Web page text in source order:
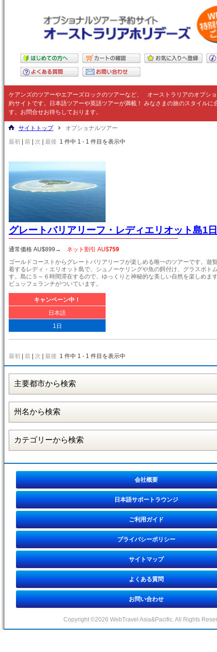
ケアンズのツアーやエアーズロックのツアーなど、 オーストラリアのオプシ
約サイトです。日本語ツアーや英語ツアーが満載！ みなさまの旅のスタイルに
す。お問合せお待ちしております。
サイトトップ
オプショナルツアー
最初
前 次 最後 1 件中 1 - 1 件目を表示中
グレートバリアリーフ・レディエリオット島1
通常価格 AU$899 → ネット割引 AU$759
ゴールドコーストからグレートバリアリーフが楽しめる唯一のツアーです。遊
着するレディ・エリオット島で、シュノーケリングや魚の餌付け、グラスボト
す。島に５～６時間滞在するので、ゆっくりと神秘的な美しい自然を楽しめま
ビュッフェランチがついています。
キャンペーン中！
日本語
1日
最初 前 次 最後 1 件中 1 - 1 件目を表示中
会社概要
日本語サポートラウンジ
ご利用ガイド
プライバシーポリシー
サイトマップ
よくある質問
お問い合わせ
Copyright ©2026 WebTravel Asia&Pacific. All Rights